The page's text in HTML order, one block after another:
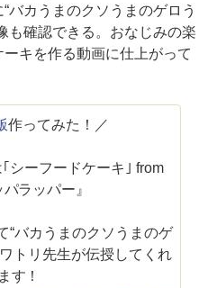
バカうまのクソうまのゲロう
も確認できる。おなじみの楽
キを作る動画に仕上がって
作ってみた！／
シーフードケーキ｣ from
パラッパー』
“バカうまのクソうまのゲ
トリ先生が伝授してくれ
ます！